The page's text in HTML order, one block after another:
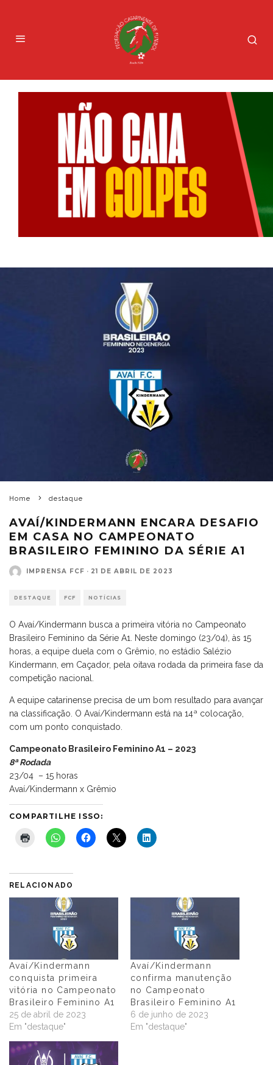
Home destaque
AVAÍ/KINDERMANN ENCARA DESAFIO
EM CASA NO CAMPEONATO
BRASILEIRO FEMININO DA SÉRIE A1
IMPRENSA FCF · 21 DE ABRIL DE 2023
DESTAQUE FCF NOTÍCIAS
O Avaí/Kindermann busca a primeira vitória no Campeonato
Brasileiro Feminino da Série A1. Neste domingo (23/04), às 15
horas, a equipe duela com o Grêmio, no estádio Salézio
Kindermann, em Caçador, pela oitava rodada da primeira fase da
competição nacional.
A equipe catarinense precisa de um bom resultado para avançar
na classificação. O Avaí/Kindermann está na 14ª colocação,
com um ponto conquistado.
Campeonato Brasileiro Feminino A1 – 2023
8ª Rodada
23/04 – 15 horas
Avaí/Kindermann x Grêmio
COMPARTILHE ISSO:
RELACIONADO
Avaí/Kindermann
conquista primeira
vitória no Campeonato
Brasileiro Feminino A1
25 de abril de 2023
Em "destaque"
Avaí/Kindermann
confirma manutenção
no Campeonato
Brasileiro Feminino A1
6 de junho de 2023
Em "destaque"